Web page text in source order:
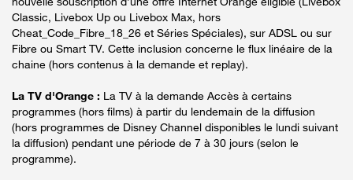
Classic, Livebox Up ou Livebox Max, hors
Cheat_Code_Fibre_18_26 et Séries Spéciales), sur ADSL ou sur
Fibre ou Smart TV. Cette inclusion concerne le flux linéaire de la
chaine (hors contenus à la demande et replay).
La TV d'Orange : La TV à la demande Accès à certains
programmes (hors films) à partir du lendemain de la diffusion
(hors programmes de Disney Channel disponibles le lundi suivant
la diffusion) pendant une période de 7 à 30 jours (selon le
programme).